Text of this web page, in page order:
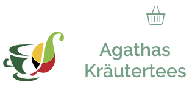
Agathas
Kräutertees